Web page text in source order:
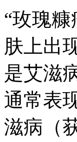
“玫瑰
肤上出
是艾滋
通常表
滋病（